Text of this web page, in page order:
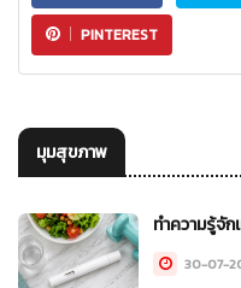
PINTEREST
มุมสุขภาพ
ทำความรู้จั
30-07-